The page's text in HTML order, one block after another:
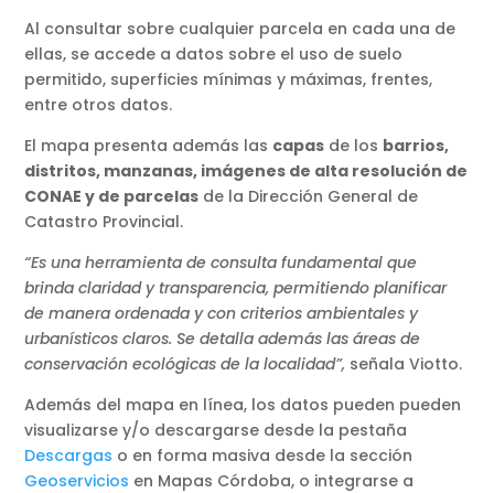
Al consultar sobre cualquier parcela en cada una de
ellas, se accede a datos sobre el uso de suelo
permitido, superficies mínimas y máximas, frentes,
entre otros datos.
El mapa presenta además las capas de los barrios,
distritos, manzanas, imágenes de alta resolución de
CONAE y de parcelas de la Dirección General de
Catastro Provincial.
“Es una herramienta de consulta fundamental que
brinda claridad y transparencia, permitiendo planificar
de manera ordenada y con criterios ambientales y
urbanísticos claros. Se detalla además las áreas de
conservación ecológicas de la localidad”, señala Viotto.
Además del mapa en línea, los datos pueden pueden
visualizarse y/o descargarse desde la pestaña
Descargas o en forma masiva desde la sección
Geoservicios en Mapas Córdoba, o integrarse a